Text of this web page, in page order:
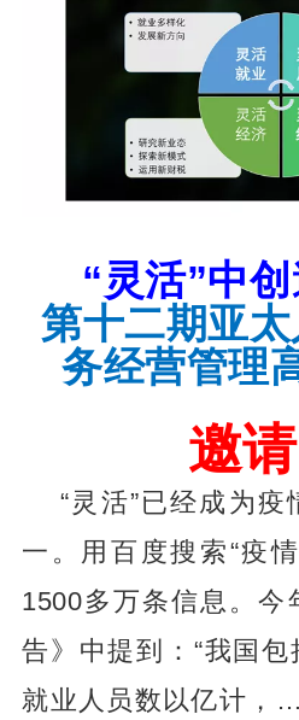
“灵活”中
第十二期亚
务经营管理
邀
“灵活”已经成为
一。用百度搜索“疫
1500多万条信息。今
告》中提到：“我国
就业人员数以亿计，